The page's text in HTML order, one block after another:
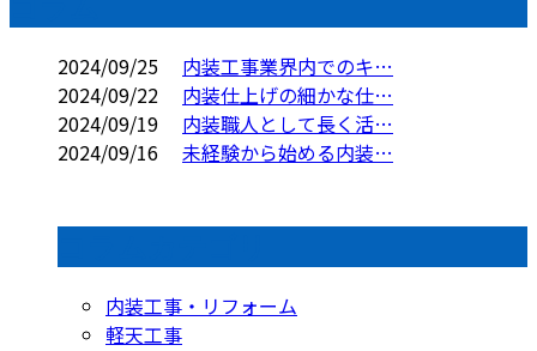
2024/09/25
内装工事業界内でのキ…
2024/09/22
内装仕上げの細かな仕…
2024/09/19
内装職人として長く活…
2024/09/16
未経験から始める内装…
内装工事・リフォーム
軽天工事